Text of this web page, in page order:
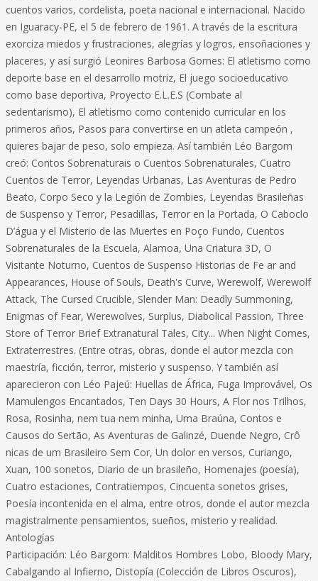
cuentos varios, cordelista, poeta nacional e internacional. Nacido
en Iguaracy-PE, el 5 de febrero de 1961. A través de la escritura
exorciza miedos y frustraciones, alegrías y logros, ensoñaciones y
placeres, y así surgió Leonires Barbosa Gomes: El atletismo como
deporte base en el desarrollo motriz, El juego socioeducativo
como base deportiva, Proyecto E.L.E.S (Combate al
sedentarismo), El atletismo como contenido curricular en los
primeros años, Pasos para convertirse en un atleta campeón ,
quieres bajar de peso, solo empieza. Así también Léo Bargom
creó: Contos Sobrenaturais o Cuentos Sobrenaturales, Cuatro
Cuentos de Terror, Leyendas Urbanas, Las Aventuras de Pedro
Beato, Corpo Seco y la Legión de Zombies, Leyendas Brasileñas
de Suspenso y Terror, Pesadillas, Terror en la Portada, O Caboclo
D’água y el Misterio de las Muertes en Poço Fundo, Cuentos
Sobrenaturales de la Escuela, Alamoa, Una Criatura 3D, O
Visitante Noturno, Cuentos de Suspenso Historias de Fe ar and
Appearances, House of Souls, Death's Curve, Werewolf, Werewolf
Attack, The Cursed Crucible, Slender Man: Deadly Summoning,
Enigmas of Fear, Werewolves, Surplus, Diabolical Passion, Three
Store of Terror Brief Extranatural Tales, City... When Night Comes,
Extraterrestres. (Entre otras, obras, donde el autor mezcla con
maestría, ficción, terror, misterio y suspenso. Y también así
aparecieron con Léo Pajeú: Huellas de África, Fuga Improvável, Os
Mamulengos Encantados, Ten Days 30 Hours, A Flor nos Trilhos,
Rosa, Rosinha, nem tua nem minha, Uma Braúna, Contos e
Causos do Sertão, As Aventuras de Galinzé, Duende Negro, Crô
nicas de um Brasileiro Sem Cor, Un dolor en versos, Curiango,
Xuan, 100 sonetos, Diario de un brasileño, Homenajes (poesía),
Cuatro estaciones, Contratiempos, Cincuenta sonetos grises,
Poesía incontenida en el alma, entre otros, donde el autor mezcla
magistralmente pensamientos, sueños, misterio y realidad.
Antologías
Participación: Léo Bargom: Malditos Hombres Lobo, Bloody Mary,
Cabalgando al Infierno, Distopía (Colección de Libros Oscuros),